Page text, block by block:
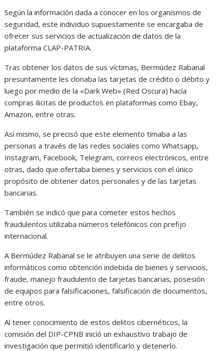
Según la información dada a conocer en los organismos de
seguridad, este individuo supuestamente se encargaba de
ofrecer sus servicios de actualización de datos de la
plataforma CLAP-PATRIA.
Tras obtener los datos de sus víctimas, Bermúdez Rabanal
presuntamente les clonaba las tarjetas de crédito o débito y
luego por medio de la «Dark Web» (Red Oscura) hacía
compras ilicitas de productos en plataformas como Ebay,
Amazon, entre otras.
Así mismo, se precisó que este elemento timaba a las
personas a través de las redes sociales como Whatsapp,
Instagram, Facebook, Telegram, correos electrónicos, entre
otras, dado que ofertaba bienes y servicios con el único
propósito de obtener datos personales y de las tarjetas
bancarias.
También se indicó que para cometer estos hechos
fraudulentos utilizaba números telefónicos con prefijo
internacional.
A Bermúdez Rabanal se le atribuyen una serie de delitos
informáticos como obtención indebida de bienes y servicios,
fraude, manejo fraudulento de tarjetas bancarias, posesión
de equipos para falsificaciones, falsificación de documentos,
entre otros.
Al tener conocimiento de estos delitos cibernéticos, la
comisión del DIP-CPNB inició un exhaustivo trabajo de
investigación que permitió identificarlo y detenerlo.